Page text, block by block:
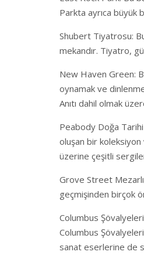
Parkta ayrıca büyük
Shubert Tiyatrosu:
mekandır. Tiyatro,
New Haven Green:
oynamak ve
Anıtı dahil olmak
Peabody Doğa
oluşan bir
üzerine çeşitli
Grove Street
geçmişinden birçok
Columbus
Columbus
sanat eserlerine de